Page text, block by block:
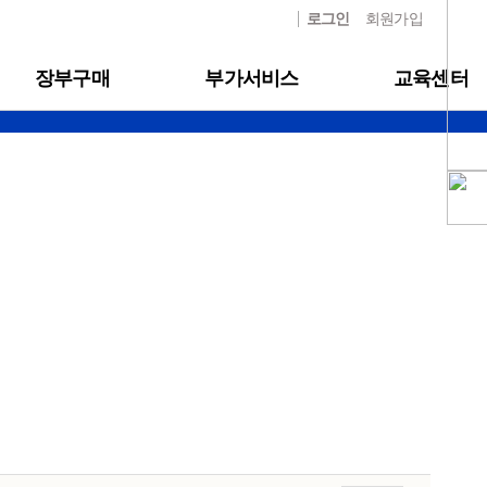
회원가입
로그인
장부구매 부가서비스 교육센터